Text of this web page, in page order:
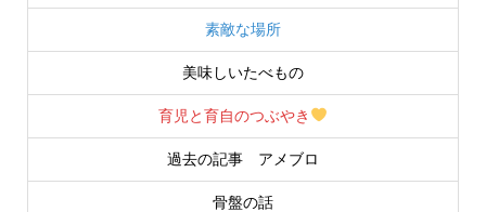
素敵な場所
美味しいたべもの
育児と育自のつぶやき
過去の記事 アメブロ
骨盤の話